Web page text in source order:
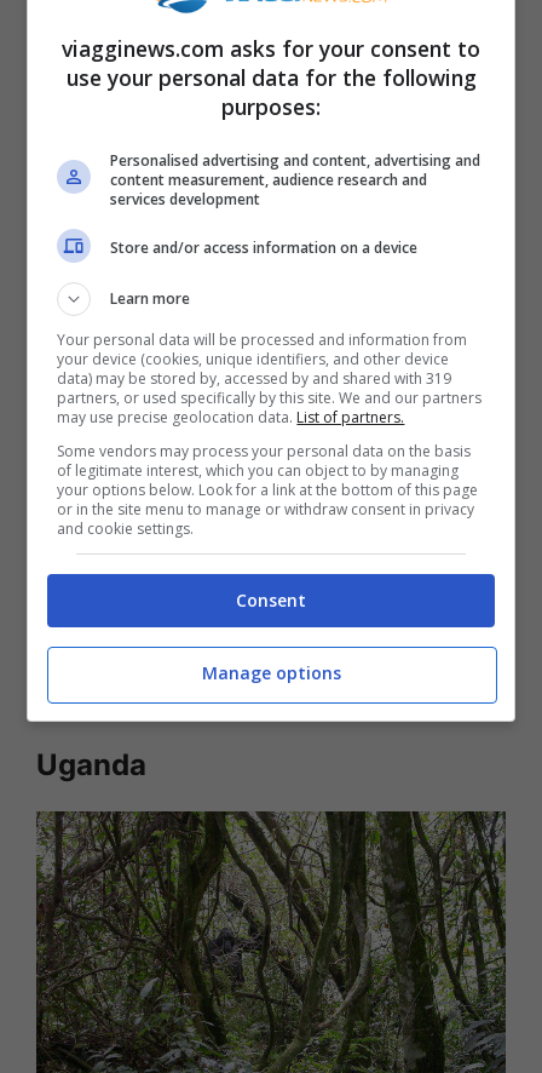
Mara. Nel mese di ottobre ritornano a sud,
verso la Tanzania e il Ngorongoro, per la
stagione riproduttiva. IlParconazionale
del Serengetiè una delle più importanti
aree naturali protette africane. Ha una
superficie di 14.763 km² e si trova nel nord
della Tanzania, nell’omonima pianura di
Serengeti, tra il lago Vittoria e il Kenya.
Confina con il parco di Masai Mara e la
riserva naturale di
Ngorongoro
, che
prende il nome dall’omonimo vulcano, con
la quale forma un territorio ininterrotto. Il
Parco del Serengeti è patrimonio
dell’Umanità Unesco. Un ulteriore
attrattiva della Tanzania è il fatto di essere
una meta molto economica.
Uganda
viagginews.com asks for your consent to
use your personal data for the following
purposes:
Personalised advertising and content, advertising and
content measurement, audience research and
services development
Store and/or access information on a device
Learn more
Your personal data will be processed and information from
your device (cookies, unique identifiers, and other device
data) may be stored by, accessed by and shared with 319
partners, or used specifically by this site. We and our partners
may use precise geolocation data. List of partners.
Some vendors may process your personal data on the basis
of legitimate interest, which you can object to by managing
your options below. Look for a link at the bottom of this page
or in the site menu to manage or withdraw consent in privacy
and cookie settings.
Consent
Manage options